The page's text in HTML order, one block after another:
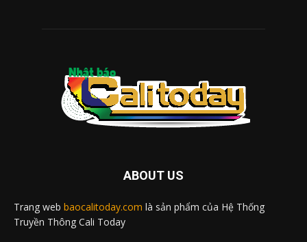
ABOUT US
Trang web baocalitoday.com là sản phẩm của Hệ Thống
Truyền Thông Cali Today